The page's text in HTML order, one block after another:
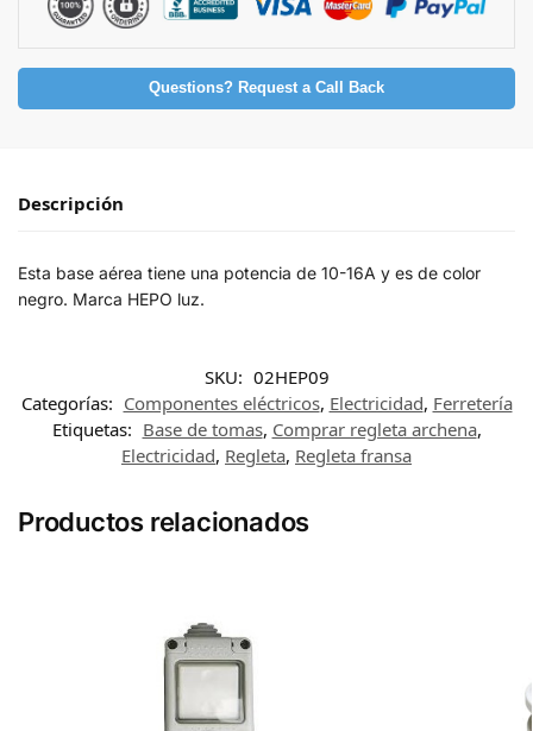
Questions? Request a Call Back
Descripción
Esta base aérea tiene una potencia de 10-16A y es de color
negro. Marca HEPO luz.
SKU: 02HEP09
Categorías: Componentes eléctricos, Electricidad, Ferretería
Etiquetas: Base de tomas, Comprar regleta archena,
Electricidad, Regleta, Regleta fransa
Productos relacionados